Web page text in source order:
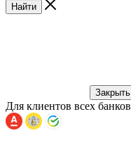
Найти
Закрыть
Для клиентов всех банков